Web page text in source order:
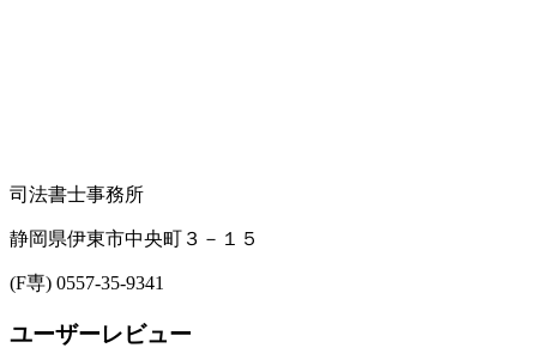
司法書士事務所
静岡県伊東市中央町３－１５
(F専) 0557-35-9341
ユーザーレビュー